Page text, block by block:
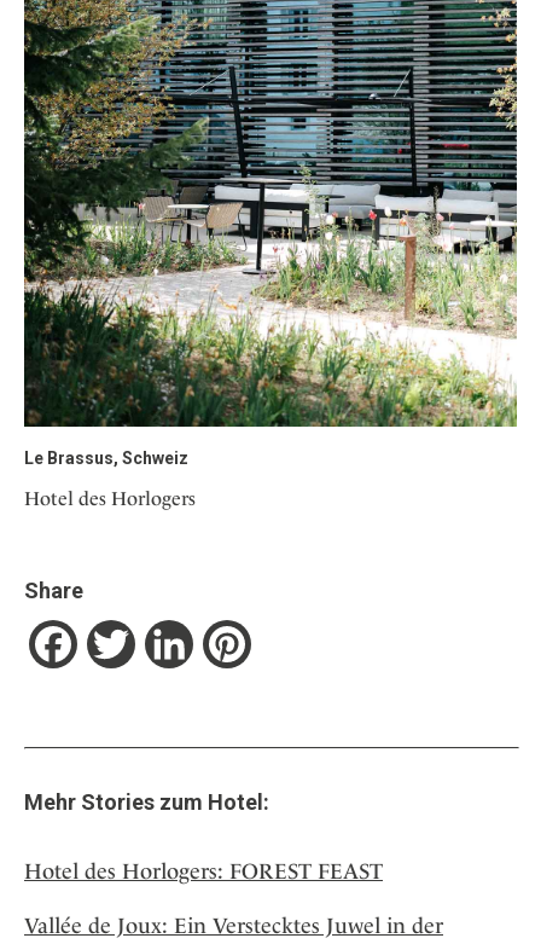
Le Brassus, Schweiz
Hotel des Horlogers
Share
FacebookTwitter LinkedIn
Mehr Stories zum Hotel:
Hotel des Horlogers: FOREST FEAST
Vallée de Joux: Ein Verstecktes Juwel in der